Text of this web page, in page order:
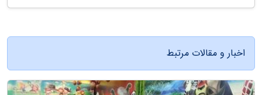
اخبار و مقالات مرتبط